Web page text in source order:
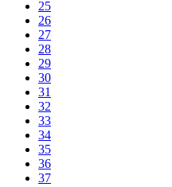
25
26
27
28
29
30
31
32
33
34
35
36
37